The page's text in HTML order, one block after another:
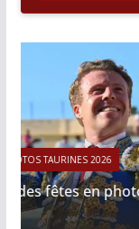
ACTUALITÉS
Istres, le
21/06/2026